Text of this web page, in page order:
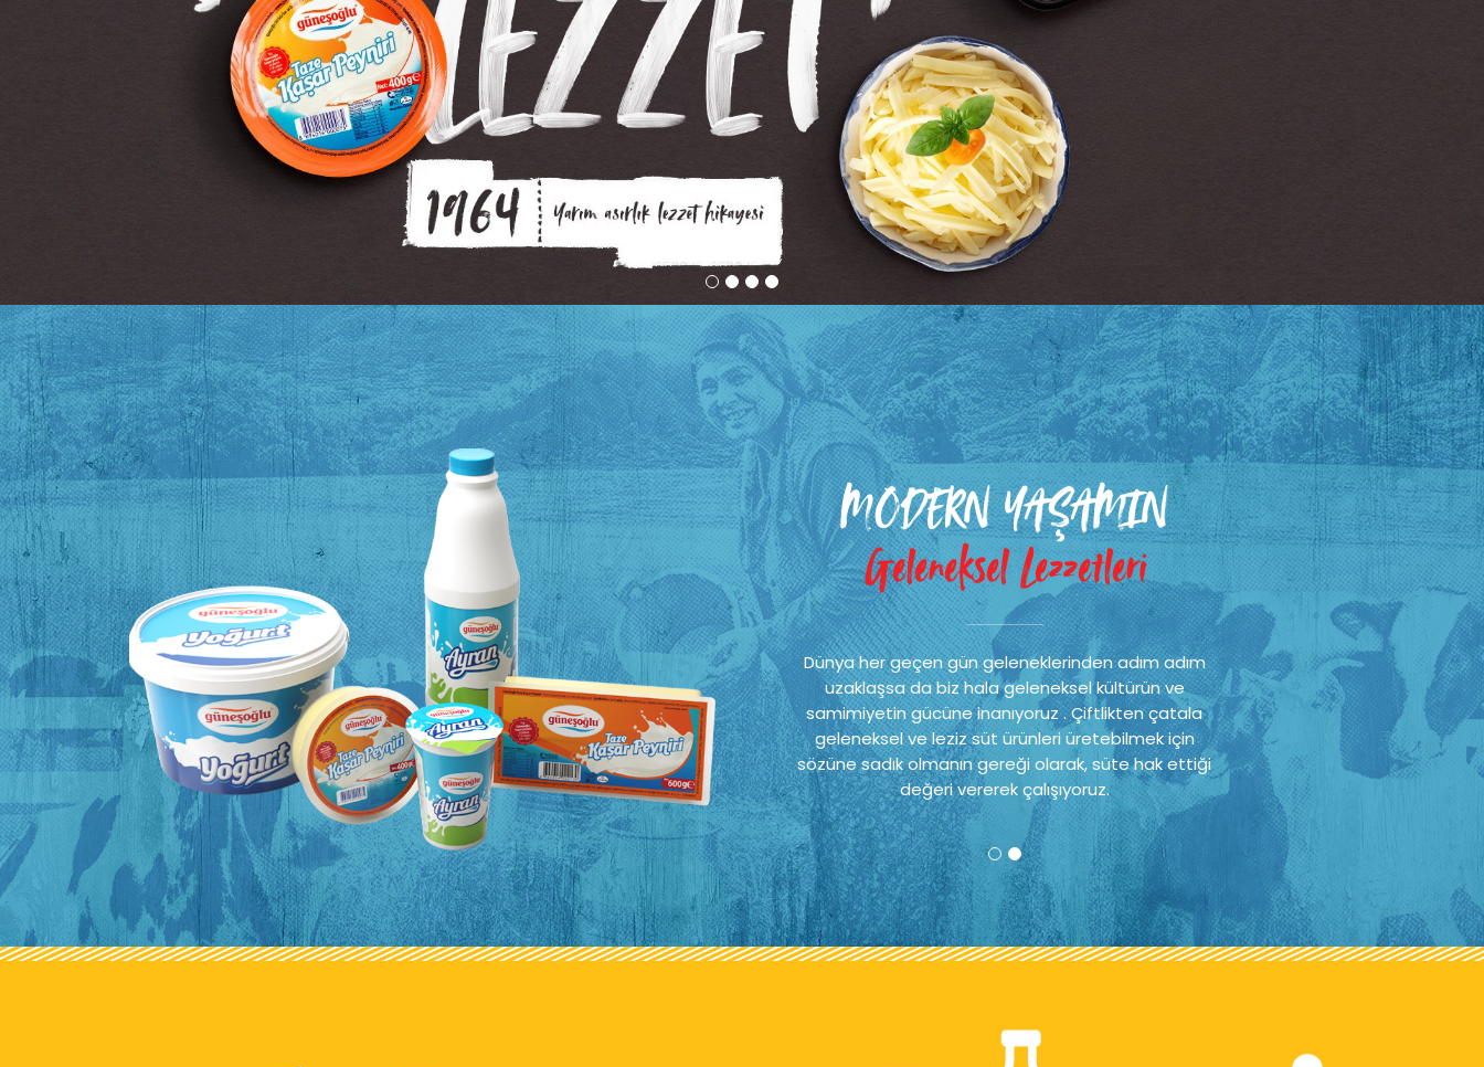
MODERN YAŞAMIN
Geleneksel Lezzetleri
Dünya her geçen gün geleneklerinden adım adım
uzaklaşsa da biz hala geleneksel kültürün ve
samimiyetin gücüne inanıyoruz . Çiftlikten çatala
geleneksel ve leziz süt ürünleri üretebilmek için
sözüne sadık olmanın gereği olarak, süte hak ettiği
değeri vererek çalışıyoruz.